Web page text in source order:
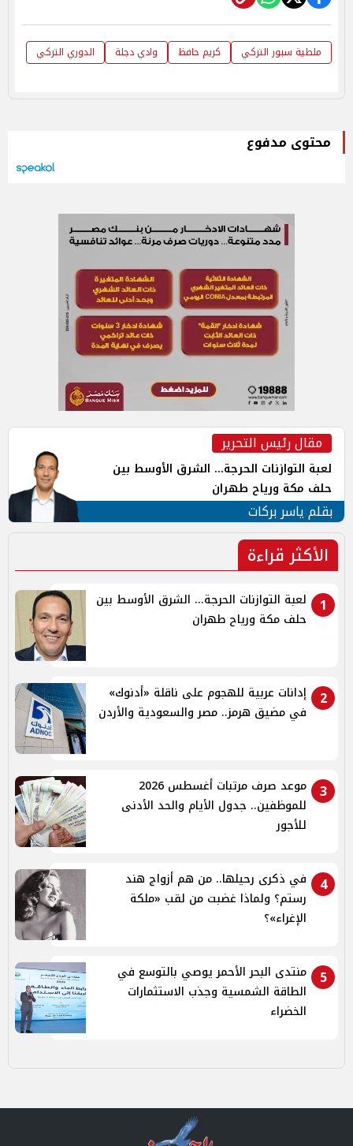
ملطية سبور التركي كريم حافظ وادي دجلة الدوري التركي
محتوى مدفوع
مقال رئيس التحرير
لعبة التوازنات الحرجة... الشرق الأوسط بين
حلف مكة ورياح طهران
بقلم ياسر بركات
الأكثر قراءة
1
لعبة التوازنات الحرجة... الشرق الأوسط بين
حلف مكة ورياح طهران
2
إدانات عربية للهجوم على ناقلة «أدنوك»
في مضيق هرمز.. مصر والسعودية والأردن
3
موعد صرف مرتبات أغسطس 2026
للموظفين.. جدول الأيام والحد الأدنى
للأجور
4
في ذكرى رحيلها.. من هم أزواج هند
رستم؟ ولماذا غضبت من لقب «ملكة
الإغراء»؟
5
منتدى البحر الأحمر يوصي بالتوسع في
الطاقة الشمسية وجذب الاستثمارات
الخضراء